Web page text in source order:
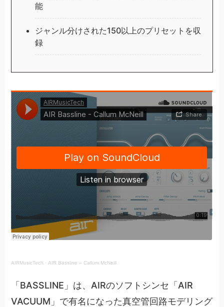
能
ジャンル分けされた150以上のプリセットを収
録
AIRMusicTech · AIR Bassline – Callum McNeill
「BASSLINE」は、AIRのソフトシンセ「AIR
VACUUM」で有名になった真空管回路モデリング